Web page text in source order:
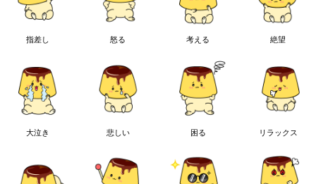
指差し 怒る 考える 絶望
大泣き 悲しい 困る リラックス